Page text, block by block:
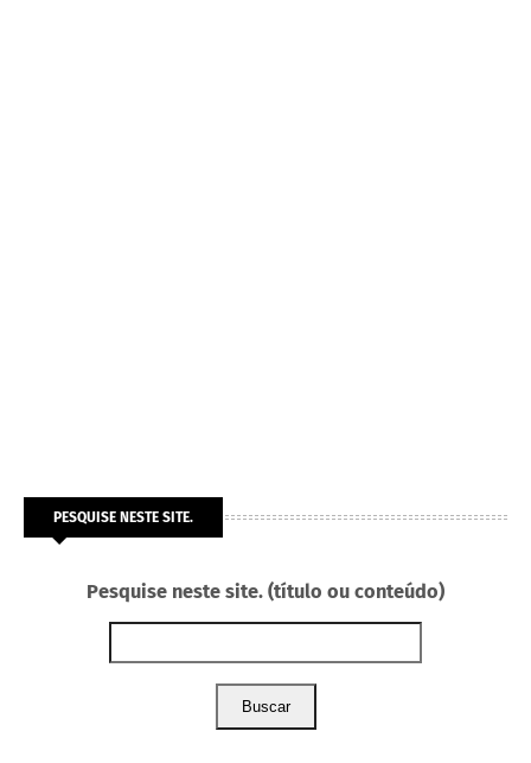
PESQUISE NESTE SITE.
Pesquise neste site. (título ou conteúdo)
Buscar